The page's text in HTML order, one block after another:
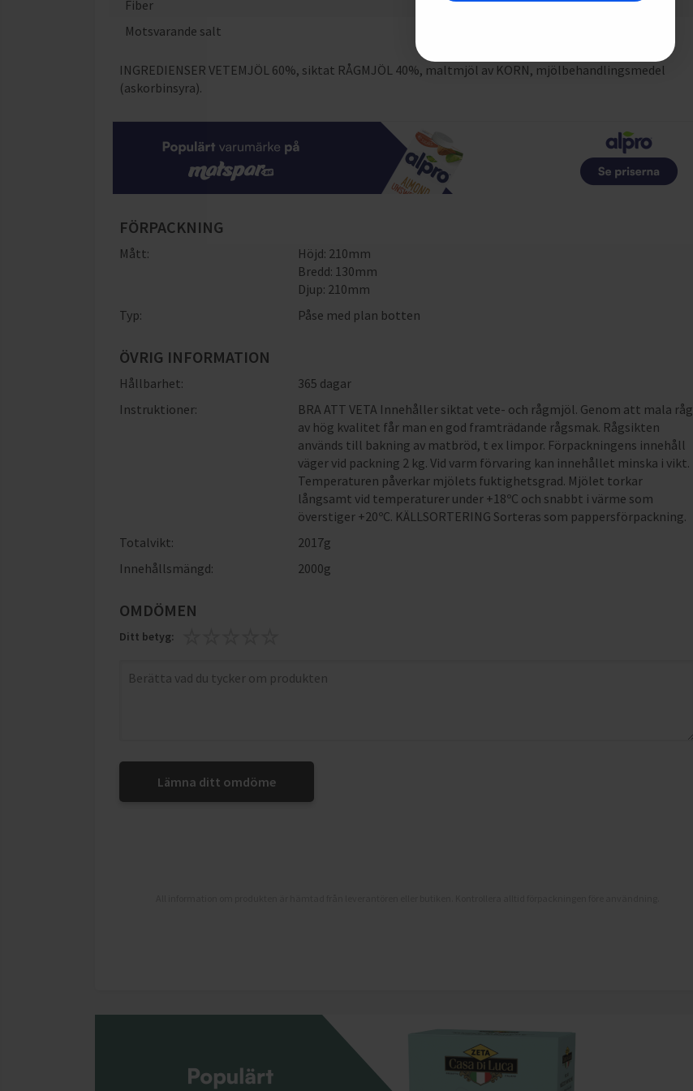
Fiber
5g
Motsvarande salt
INGREDIENSER VETEMJÖL 60%, siktat RÅGMJÖL 40%, maltmjöl av KORN, mjölbehandlingsmedel
(askorbinsyra).
FÖRPACKNING
Mått:
Höjd: 210mm
Bredd: 130mm
Djup: 210mm
Typ:
Påse med plan botten
ÖVRIG INFORMATION
Hållbarhet:
365 dagar
Instruktioner:
BRA ATT VETA Innehåller siktat vete- och rågmjöl. Genom att mala råg
av hög kvalitet får man en god framträdande rågsmak. Rågsikten
används till bakning av matbröd, t ex limpor. Förpackningens innehåll
väger vid packning 2 kg. Vid varm förvaring kan innehållet minska i vikt.
Temperaturen påverkar mjölets fuktighetsgrad. Mjölet torkar
långsamt vid temperaturer under +18ºC och snabbt i värme som
överstiger +20ºC. KÄLLSORTERING Sorteras som pappersförpackning.
Totalvikt:
2017g
Innehållsmängd:
2000g
OMDÖMEN
Ditt betyg:
Lämna ditt omdöme